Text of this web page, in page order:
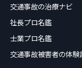
交通事故の治療ナビ
社長プロ名鑑
士業プロ名鑑
交通事故被害者の体験